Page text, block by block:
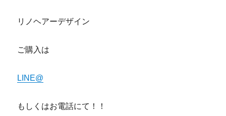
リノヘアーデザイン
ご購入は
LINE@
もしくはお電話にて！！